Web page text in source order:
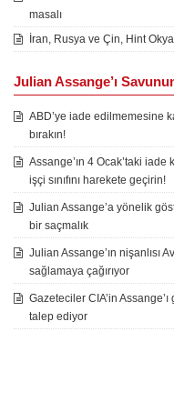
masalı
İran, Rusya ve Çin, Hint
Julian Assange’ı
ABD’ye iade edilmemesine
bırakın!
Assange’ın 4 Ocak’taki
işçi sınıfını harekete geçirin!
Julian Assange’a yönelik
bir saçmalık
Julian Assange’ın nişanlısı
sağlamaya çağırıyor
Gazeteciler CIA’in
talep ediyor